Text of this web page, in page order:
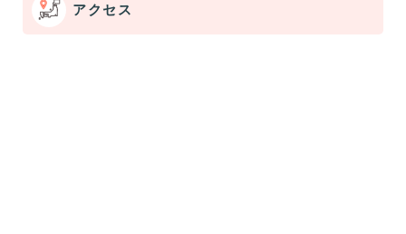
アクセス